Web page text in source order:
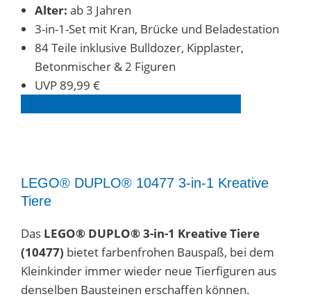
Alter: ab 3 Jahren
3-in-1-Set mit Kran, Brücke und Beladestation
84 Teile inklusive Bulldozer, Kipplaster,
Betonmischer & 2 Figuren
UVP 89,99 €
LEGO® DUPLO® 10477 3-in-1 Kreative
Tiere
Das LEGO® DUPLO® 3-in-1 Kreative Tiere
(10477) bietet farbenfrohen Bauspaß, bei dem
Kleinkinder immer wieder neue Tierfiguren aus
denselben Bausteinen erschaffen können.